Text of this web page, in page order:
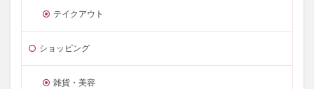
テイクアウト
ショッピング
雑貨・美容